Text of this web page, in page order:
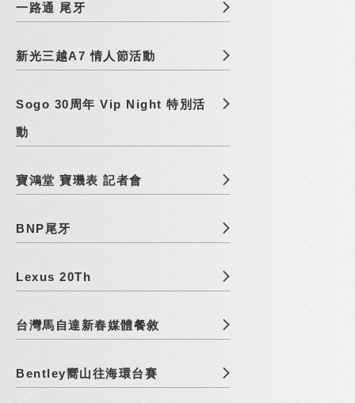
一路通 尾牙
新光三越A7 情人節活動
Sogo 30周年 Vip Night 特別活
動
寶鴻堂 寶璣表 記者會
BNP尾牙
Lexus 20Th
台灣馬自達新春媒體餐敘
Bentley嚮山往海環台賽